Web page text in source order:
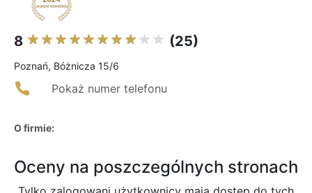
8 (25)
Poznań, Bóżnicza 15/6
Pokaż numer telefonu
O firmie:
Oceny na poszczególnych stronach